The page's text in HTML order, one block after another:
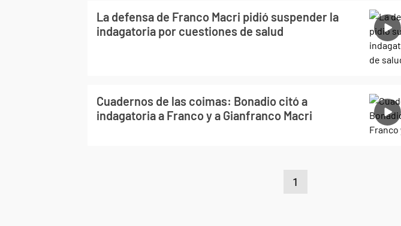
La defensa de Franco Macri pidió suspender la
indagatoria por cuestiones de salud
Cuadernos de las coimas: Bonadio citó a
indagatoria a Franco y a Gianfranco Macri
1